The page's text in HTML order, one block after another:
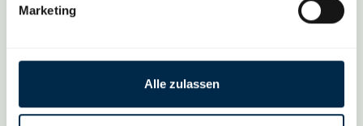
Marketing
Alle zulassen
psychische Entlastung.